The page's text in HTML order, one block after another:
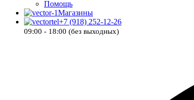
Помощь
Магазины
+7 (918) 252-12-26
09:00 - 18:00 (без выходных)